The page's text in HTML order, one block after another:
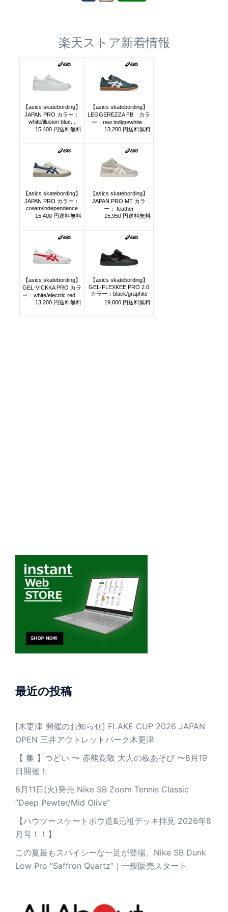
楽天ストア新着情報
最近の投稿
[木更津 開催のお知らせ] FLAKE CUP 2026 JAPAN
OPEN 三井アウトレットパーク木更津
【 集 】つどい 〜 赤熊寛敬 大人の板あそび 〜8月19
日開催！
8月11日(火)発売 Nike SB Zoom Tennis Classic
”Deep Pewter/Mid Olive”
【ハウツースケートボウ道&元祖デッキ拝見 2026年8
月号！！】
この夏最もスパイシーな一足が登場。Nike SB Dunk
Low Pro “Saffron Quartz”｜一般販売スタート